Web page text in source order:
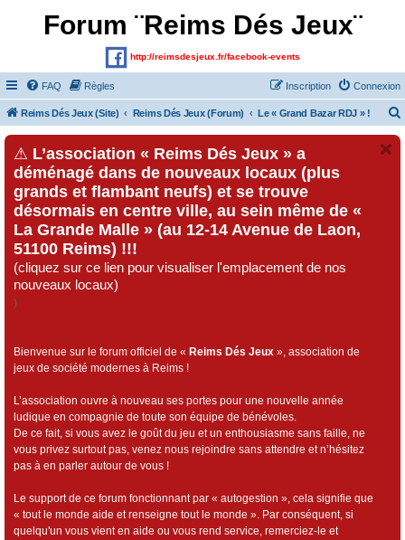
Forum ¨Reims Dés Jeux¨
http://reimsdesjeux.fr/facebook-events
FAQ Règles Connexion
Inscription
Reims Dés Jeux (Site) Reims Dés Jeux (Forum) Le « Grand Bazar RDJ » !
⚠ L’association « Reims Dés Jeux » a
déménagé dans de nouveaux locaux (plus
grands et flambant neufs) et se trouve
désormais en centre ville, au sein même de «
La Grande Malle » (au 12-14 Avenue de Laon,
51100 Reims) !!!
(cliquez sur ce lien pour visualiser l'emplacement de nos
nouveaux locaux)
)
Bienvenue sur le forum officiel de « Reims Dés Jeux », association de
jeux de société modernes à Reims !
L’association ouvre à nouveau ses portes pour une nouvelle année
ludique en compagnie de toute son équipe de bénévoles.
De ce fait, si vous avez le goût du jeu et un enthousiasme sans faille, ne
vous privez surtout pas, venez nous rejoindre sans attendre et n’hésitez
pas à en parler autour de vous !
Le support de ce forum fonctionnant par « autogestion », cela signifie que
« tout le monde aide et renseigne tout le monde ». Par conséquent, si
quelqu'un vous vient en aide ou vous rend service, remerciez-le et